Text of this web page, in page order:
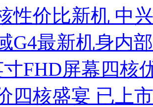
性价比新机 中
G4最新机身内
寸FHD屏幕四核
四核盛宴 已上